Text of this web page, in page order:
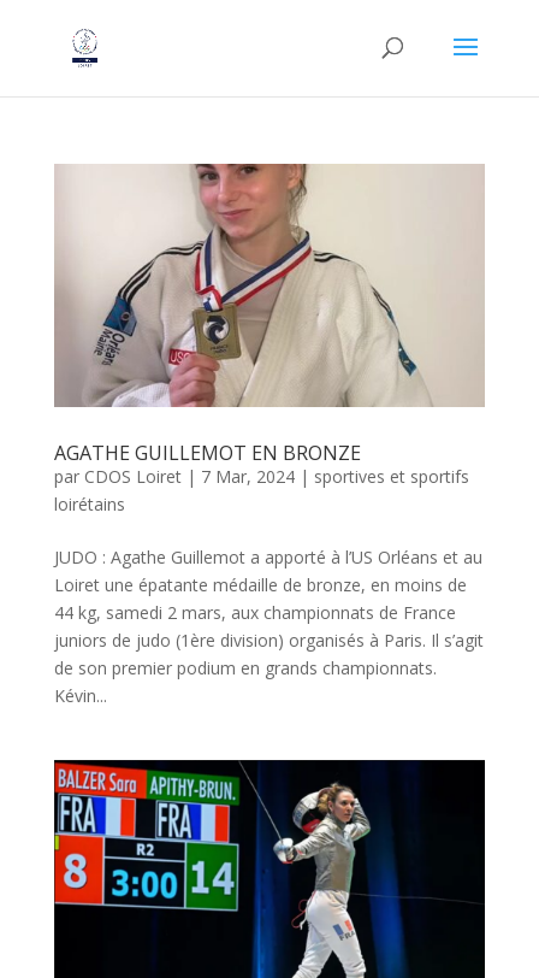
AGATHE GUILLEMOT EN BRONZE
par CDOS Loiret| 7 Mar, 2024| sportives et sportifs
loirétains
JUDO : Agathe Guillemot a apporté à l’US Orléans et au
Loiret une épatante médaille de bronze, en moins de
44 kg, samedi 2 mars, aux championnats de France
juniors de judo (1ère division) organisés à Paris. Il s’agit
de son premier podium en grands championnats.
Kévin...